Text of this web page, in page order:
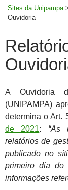
Sites da Unipampa
Ouvidoria
A Ouvidoria
(UNIPAMPA)
determina o Art.
de 2021: “As
relatórios de
publicado no
primeiro dia do
informações